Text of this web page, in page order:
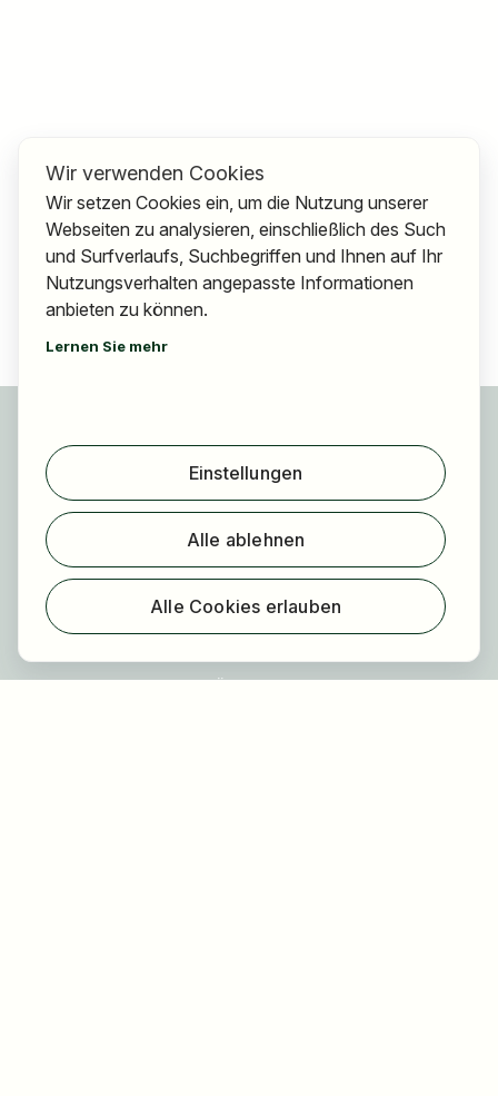
Jobs finden
Arbeitgeber finden
Registrierung
Für Arbeitgeber
Über uns
Wir verwenden Cookies
Wir setzen Cookies ein, um die Nutzung unserer
Webseiten zu analysieren, einschließlich des Such
und Surfverlaufs, Suchbegriffen und Ihnen auf Ihr
Nutzungsverhalten angepasste Informationen
anbieten zu können.
Lernen Sie mehr
Einstellungen
Alle ablehnen
Alle Cookies erlauben